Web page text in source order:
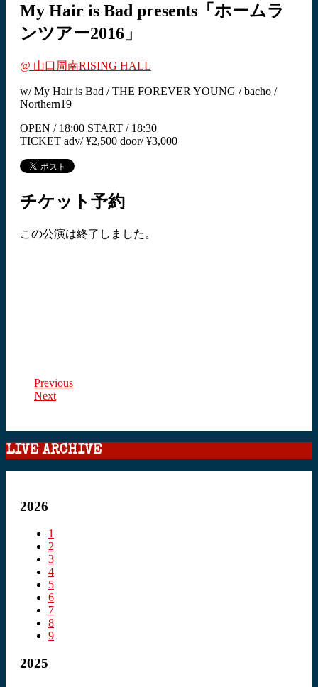
My Hair is Bad presents「ホームラ
ンツアー2016」
@ 山口周南RISING HALL
w/ My Hair is Bad / THE FOREVER YOUNG / bacho /
Northern19
OPEN / 18:00 START / 18:30
TICKET adv/ ¥2,500 door/ ¥3,000
チケット予約
この公演は終了しました。
Previous
Next
LIVE ARCHIVE
2026
1
2
3
4
5
6
7
8
9
2025